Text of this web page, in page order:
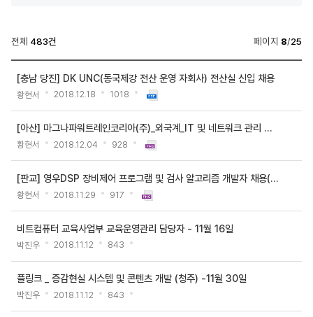
업
게
판
검
색
전체 483건 페이지 8/25
부
광
취
게
시
번
[충남 당진] DK UNC(동국제강 전산 운영 자회사) 전산실 신입 채용
황현서 2018.12.18 1018
[아산] 마그나파워트레인코리아(주)_외국계_IT 및 네트워크 관리 정규직 채용
황현서 2018.12.04 928
[판교] 영우DSP 장비제어 프로그램 및 검사 알고리즘 개발자 채용(정규직)
황현서 2018.11.29 917
비트컴퓨터 교육사업부 교육운영관리 담당자 - 11월 16일
박진우 2018.11.12 843
플링크 _ 증감현실 시스템 및 콘텐츠 개발 (청주) -11월 30일
박진우 2018.11.12 843